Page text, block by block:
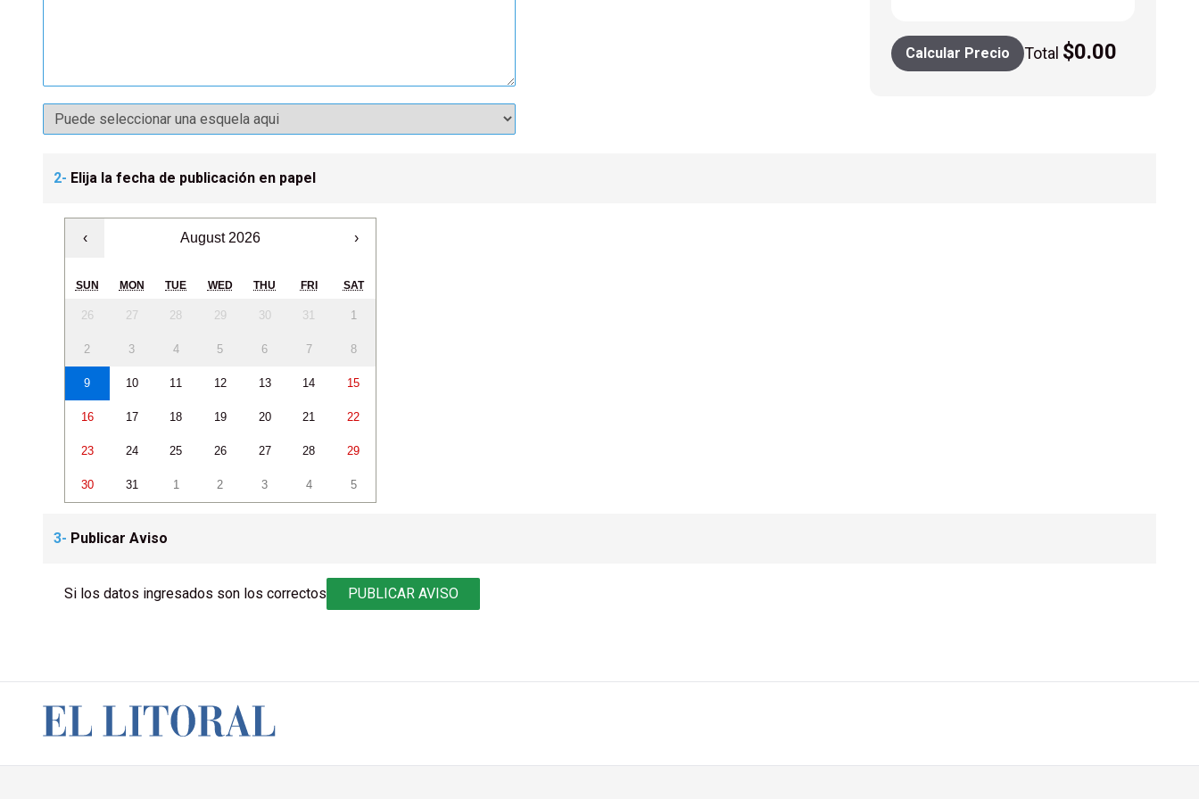
Calcular Precio Total $0.00
2- Elija la fecha de publicación en papel
‹ August 2026 ›
SUN MON TUE WED THU FRI SAT
26 27 28 29 30 31 1
2 3 4 5 6 7 8
9 10 11 12 13 14 15
16 17 18 19 20 21 22
23 24 25 26 27 28 29
30 31 1 2 3 4 5
3- Publicar Aviso
Si los datos ingresados son los correctos PUBLICAR AVISO